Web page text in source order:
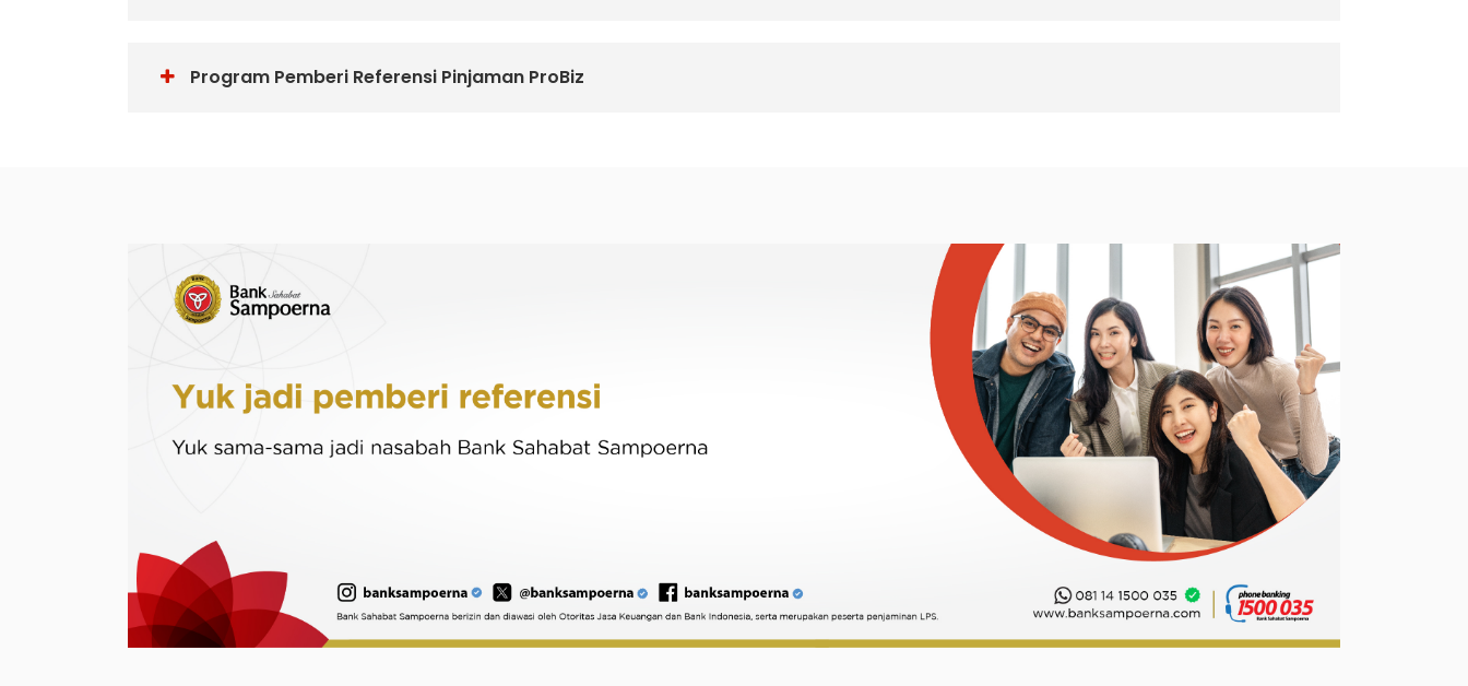
Program Pemberi Referensi Pinjaman ProBiz